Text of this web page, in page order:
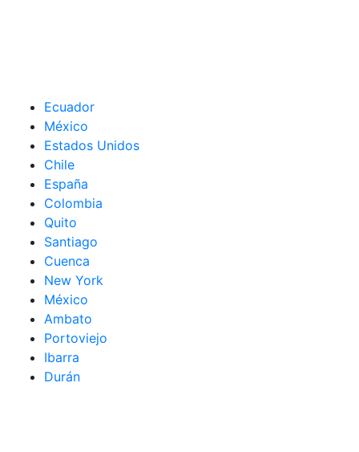
Ecuador
México
Estados Unidos
Chile
España
Colombia
Quito
Santiago
Cuenca
New York
México
Ambato
Portoviejo
Ibarra
Durán